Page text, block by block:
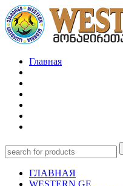
Главная
ГЛАВНАЯ
WESTERN.GE